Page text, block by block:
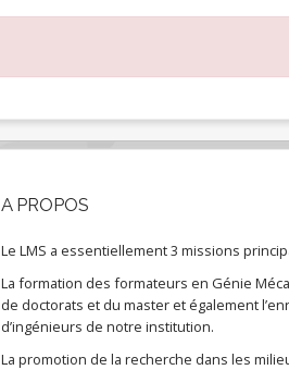
A PROPOS
Le LMS a essentiellement 3 missions
La formation des formateurs en Génie
de doctorats et du master et également
d’ingénieurs de notre institution.
La promotion de la recherche dans les